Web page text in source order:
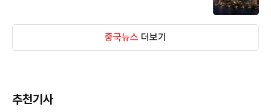
중국뉴스 더보기
추천기사